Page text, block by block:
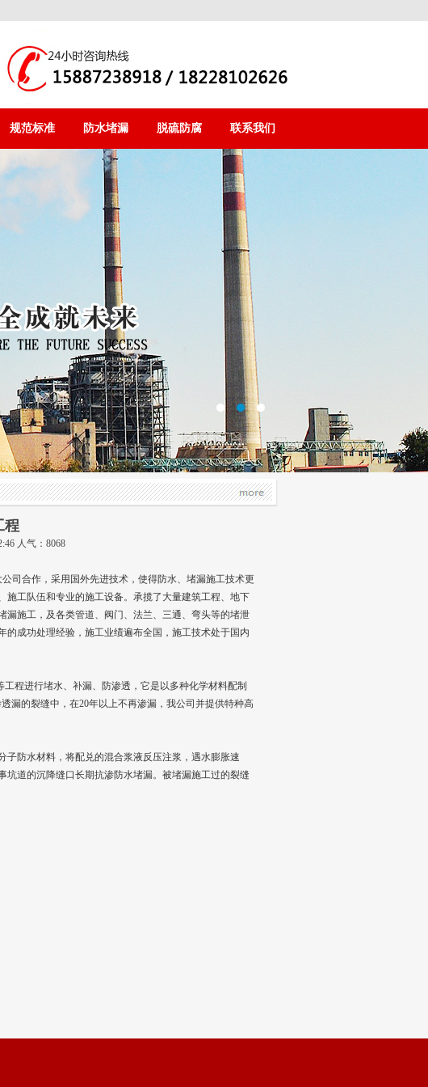
规范标准 防水堵漏 脱硫防腐 联系我们
程
人气：8068
司合作，采用国外先进技术，使得防水、堵漏施工技术更
工队伍和专业的施工设备。承揽了大量建筑工程、地下
施工，及各类管道、阀门、法兰、三通、弯头等的堵泄
成功处理经验，施工业绩遍布全国，施工技术处于国内
程进行堵水、补漏、防渗透，它是以多种化学材料配制
漏的裂缝中，在20年以上不再渗漏，我公司并提供特种高
防水材料，将配兑的混合浆液反压注浆，遇水膨胀速
道的沉降缝口长期抗渗防水堵漏。被堵漏施工过的裂缝